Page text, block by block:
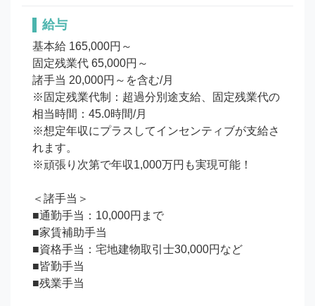
給与
基本給 165,000円～
固定残業代 65,000円～
諸手当 20,000円～を含む/月
※固定残業代制：超過分別途支給、固定残業代の
相当時間：45.0時間/月
※想定年収にプラスしてインセンティブが支給さ
れます。
※頑張り次第で年収1,000万円も実現可能！
＜諸手当＞
■通勤手当：10,000円まで
■家賃補助手当
■資格手当：宅地建物取引士30,000円など
■皆勤手当
■残業手当